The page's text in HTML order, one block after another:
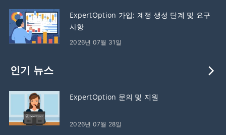
ExpertOption 가입: 계정 생성 단계 및 요구
사항
2026년 07월 31일
인기 뉴스
ExpertOption 문의 및 지원
2026년 07월 28일